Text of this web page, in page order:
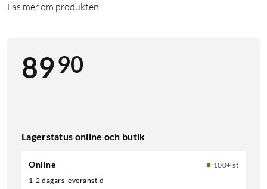
Läs mer om produkten
8990
Lagerstatus online och butik
Online
100+ st
1-2 dagars leveranstid